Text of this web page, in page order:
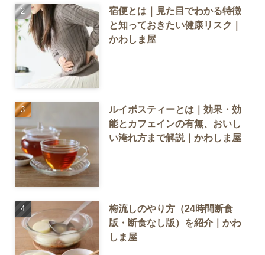
宿便とは｜見た目でわかる特徴
と知っておきたい健康リスク｜
かわしま屋
ルイボスティーとは｜効果・効
能とカフェインの有無、おいし
い淹れ方まで解説｜かわしま屋
梅流しのやり方（24時間断食
版・断食なし版）を紹介｜かわ
しま屋